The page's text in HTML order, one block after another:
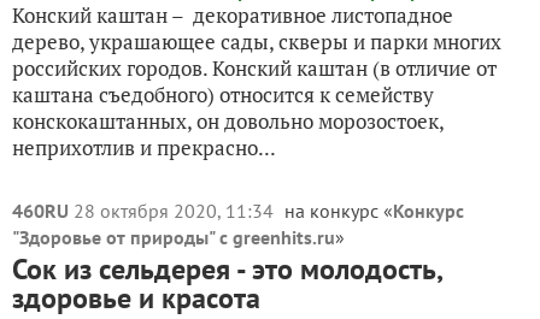
Конский каштан – декоративное листопадное
дерево, украшающее сады, скверы и парки многих
российских городов. Конский каштан (в отличие от
каштана съедобного) относится к семейству
конскокаштанных, он довольно морозостоек,
неприхотлив и прекрасно...
460RU 28 октября 2020, 11:34 на конкурс «Конкурс
"Здоровье от природы" с greenhits.ru»
Сок из сельдерея - это молодость,
здоровье и красота